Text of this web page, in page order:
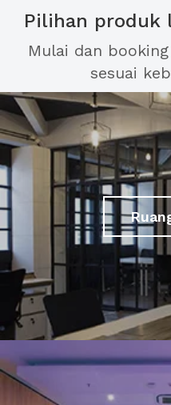
Pilihan produk
Mulai dan
sesuai